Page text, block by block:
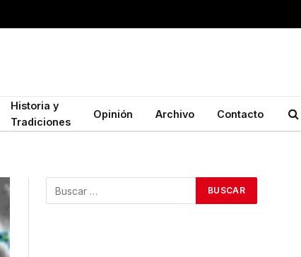
Historia y
Tradiciones
Opinión Archivo Contacto